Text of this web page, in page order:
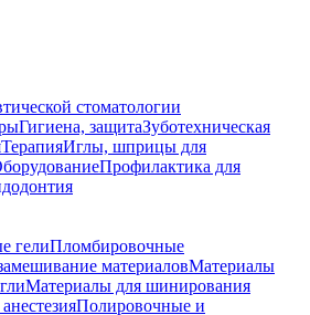
стоматологии
Гигиена, защитаЗуботехническая
ТерапияИглы, шприцы для
Профилактика для
гелиПломбировочные
материаловМатериалы
Материалы для шинирования
Полировочные и